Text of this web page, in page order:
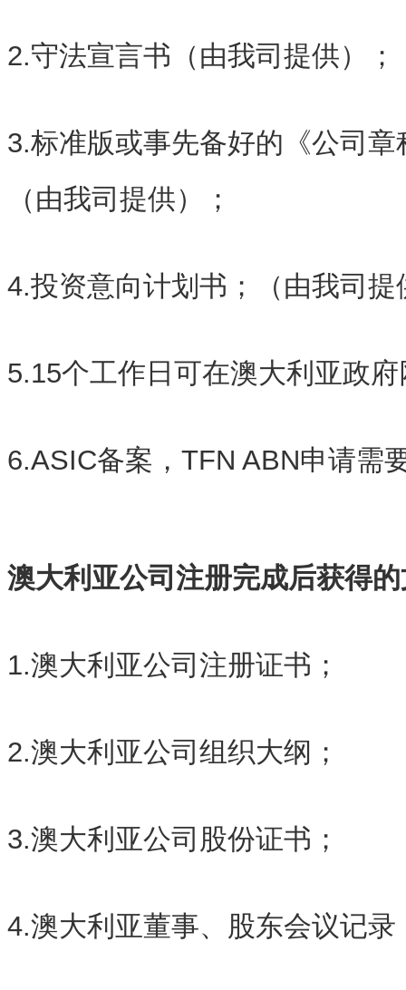
2.守法宣言书（由我司提供）；
3.标准版或事先备好的《公司
（ 由我司提供）；
4.投资意向计划书；（ 由我司提
5.15个工作日可在澳大利亚政
6.ASIC备案，TFN ABN申请需
澳大利亚公司注册完成后获得
1.澳大利亚公司注册证书；
2.澳大利亚公司组织大纲；
3.澳大利亚公司股份证书；
4.澳大利亚董事、股东会议记录